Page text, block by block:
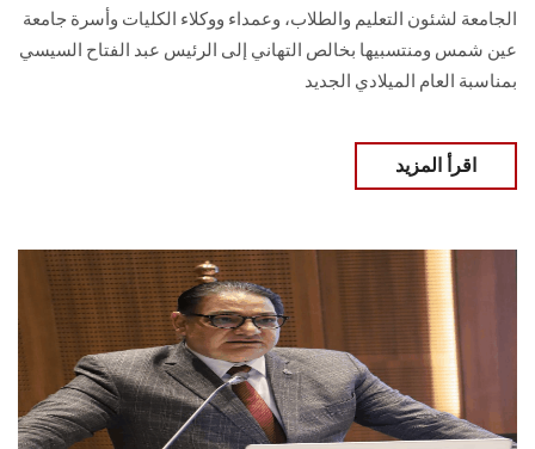
الجامعة لشئون التعليم والطلاب، وعمداء ووكلاء الكليات وأسرة جامعة
عين شمس ومنتسبيها بخالص التهاني إلى الرئيس عبد الفتاح السيسي
بمناسبة العام الميلادي الجديد
اقرأ المزيد